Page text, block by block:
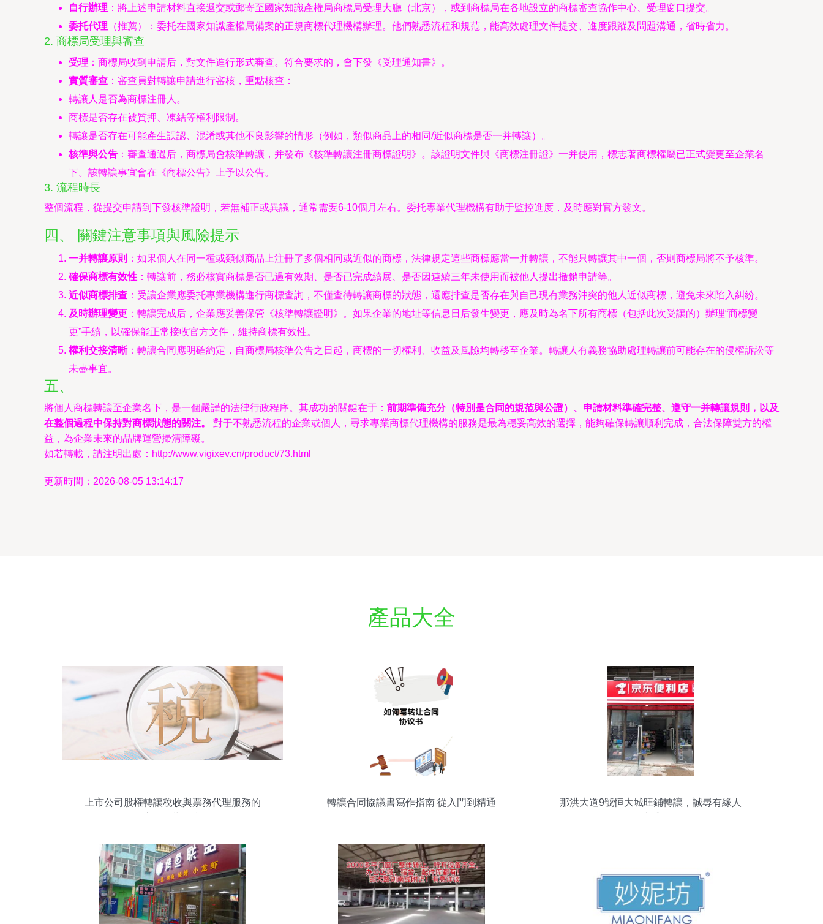
自行辦理 ：將上述申請材料直接遞交或郵寄至國家知識產權局商標局受理大廳（北京），或到商標局在各地設立的商標審查協作中心、受理窗口提交。
委托代理 （推薦）：委托在國家知識產權局備案的正規商標代理機構辦理。他們熟悉流程和規范，能高效處理文件提交、進度跟蹤及問題溝通，省時省力。
2. 商標局受理與審查
受理 ：商標局收到申請后，對文件進行形式審查。符合要求的，會下發《受理通知書》。
實質審查 ：審查員對轉讓申請進行審核，重點核查：
轉讓人是否為商標注冊人。
商標是否存在被質押、凍結等權利限制。
轉讓是否存在可能產生誤認、混淆或其他不良影響的情形（例如，類似商品上的相同/近似商標是否一并轉讓）。
核準與公告 ：審查通過后，商標局會核準轉讓，并發布《核準轉讓注冊商標證明》。該證明文件與《商標注冊證》一并使用，標志著商標權屬已正式變更至企業名
下。該轉讓事宜會在《商標公告》上予以公告。
3. 流程時長
整個流程，從提交申請到下發核準證明，若無補正或異議，通常需要6-10個月左右。委托專業代理機構有助于監控進度，及時應對官方發文。
四、 關鍵注意事項與風險提示
一并轉讓原則 ：如果個人在同一種或類似商品上注冊了多個相同或近似的商標，法律規定這些商標應當一并轉讓，不能只轉讓其中一個，否則商標局將不予核準。
確保商標有效性 ：轉讓前，務必核實商標是否已過有效期、是否已完成續展、是否因連續三年未使用而被他人提出撤銷申請等。
近似商標排查 ：受讓企業應委托專業機構進行商標查詢，不僅查待轉讓商標的狀態，還應排查是否存在與自己現有業務沖突的他人近似商標，避免未來陷入糾紛。
及時辦理變更 ：轉讓完成后，企業應妥善保管《核準轉讓證明》。如果企業的地址等信息日后發生變更，應及時為名下所有商標（包括此次受讓的）辦理“商標變
更”手續，以確保能正常接收官方文件，維持商標有效性。
權利交接清晰：轉讓合同應明確約定，自商標局核準公告之日起，商標的一切權利、收益及風險均轉移至企業。轉讓人有義務協助處理轉讓前可能存在的侵權訴訟等
未盡事宜。
五、
將個人商標轉讓至企業名下，是一個嚴謹的法律行政程序。其成功的關鍵在于： 前期準備充分（特別是合同的規范與公證）、申請材料準確完整、遵守一并轉讓規則，以及
在整個過程中保持對商標狀態的關注。
對于不熟悉流程的企業或個人，尋求專業商標代理機構的服務是最為穩妥高效的選擇，能夠確保轉讓順利完成，合法保障雙方的權
益，為企業未來的品牌運營掃清障礙。
如若轉載，請注明出處：http://www.vigixev.cn/product/73.html
更新時間：2026-08-05 13:14:17
產品大全
上市公司股權轉讓稅收與票務代理服務的
轉讓合同協議書寫作指南 從入門到精通
那洪大道9號恒大城旺鋪轉讓，誠尋有緣人